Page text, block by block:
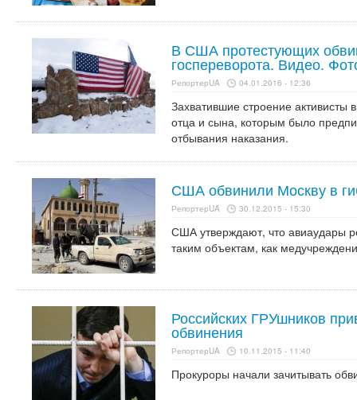
В США протестующих
госпереворота. Видео.
РепортерUA 04.01.2016 - 12:36
Захватившие строение активисты
отца и сына, которым было
отбывания наказания.
США обвинили Москву в
РепортерUA 30.12.2015 - 15:30
США утверждают, что авиаудары
таким объектам, как
Российских ГРУшников
обвинения
РепортерUA 10.11.2015 - 11:40
Прокуроры начали зачитывать